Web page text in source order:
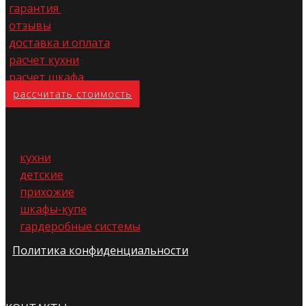
гарантия
отзывы
доставка и оплата
расчет кухни
расчет шкафа
расс​читать стоимость
кухни
детские
прихожие
шкафы-купе
гардеробные системы
Политика конфиденциальности